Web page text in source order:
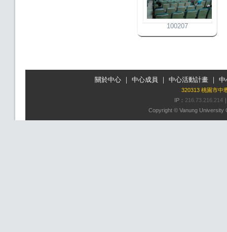
100207
關於中心｜ 中心成員 ｜ 中心活動計畫｜ 中
320313 桃園市中
IP： 216.73.216.214
Copyright © Vanung University